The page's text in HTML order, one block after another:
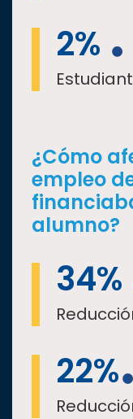
2%
¿Cómo
empleo
alumno?
34%
22%